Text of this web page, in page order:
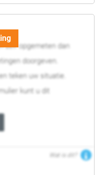
zelf opgemeten dan
doorgeven.
teken uw situatie.
kunt u dit
Wat is dit?